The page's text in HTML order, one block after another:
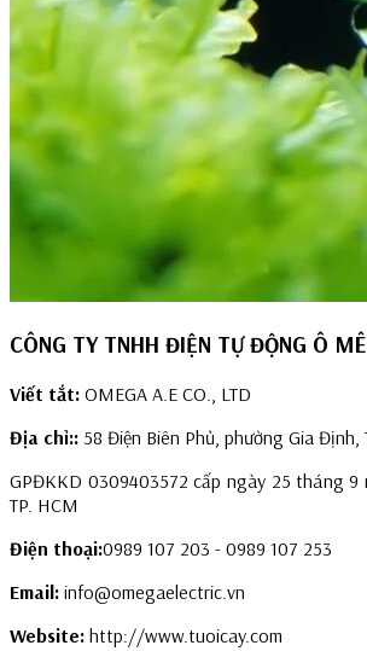
CÔNG TY TNHH ĐIỆN TỰ ĐỘNG Ô
Viết tắt: OMEGA A.E CO., LTD
Địa chỉ:: 58 Điện Biên Phủ, phường Gia Định,
GPĐKKD 0309403572 cấp ngày 25 tháng 9
TP. HCM
Điện thoại:0989 107 203 - 0989 107 253
Email: info@omegaelectric.vn
Website: http://www.tuoicay.com